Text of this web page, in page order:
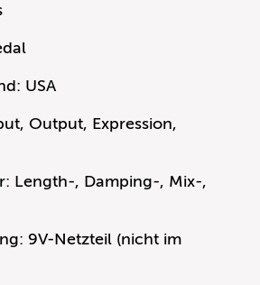
USA
Output, Expression,
Length-, Damping-, Mix-,
9V-Netzteil (nicht im